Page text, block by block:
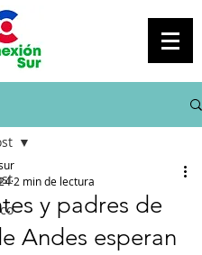
y padres de
Andes esperan
2 min de lectura